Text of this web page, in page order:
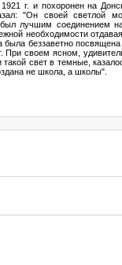
г. и похоронен на
"Он своей светлой
лучшим соединением
необходимости
беззаветно
При своем ясном,
свет в темные,
не школа, а школы".